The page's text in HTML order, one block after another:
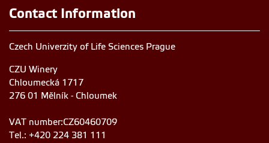
Contact Information
Czech Univerzity of Life Sciences Prague
CZU Winery
Chloumecká 1717
276 01 Mělník - Chloumek
VAT number:CZ60460709
Tel.: +420 224 381 111